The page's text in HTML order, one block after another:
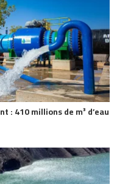
: 410 millions de m³ d’eau